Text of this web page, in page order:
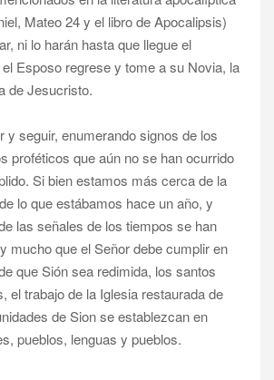
Mateo 24 y el libro de Apocalipsis)
ni lo harán hasta que llegue el
Esposo regrese y tome a su Novia, la
de Jesucristo.
y seguir, enumerando signos de los
proféticos que aún no se han ocurrido
Si bien estamos más cerca de la
lo que estábamos hace un año, y
las señales de los tiempos se han
mucho que el Señor debe cumplir en
que Sión sea redimida, los santos
el trabajo de la Iglesia restaurada de
de Sion se establezcan en
pueblos, lenguas y pueblos.